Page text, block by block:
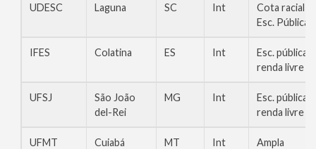
UDESC Laguna SC Int
Cota racial
Esc. Pública
IFES Colatina ES Int
Esc. pública,
renda livre
UFSJ
São João
del-Rei
MG Int
Esc. pública,
renda livre
UFMT Cuiabá MT Int
Ampla